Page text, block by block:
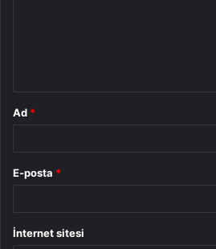
Ad *
E-posta *
İnternet sitesi